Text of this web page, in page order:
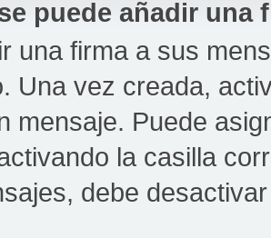
puede añadir una
una firma a sus
Una vez creada,
mensaje. Puede
la casilla
debe